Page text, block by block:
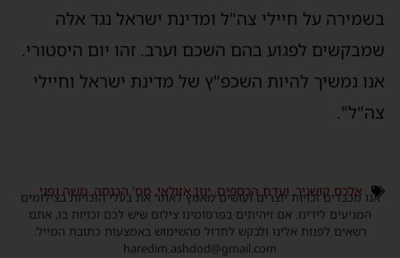
על חיילי צה"ל ומדינת ישראל נגד אלה
לפגוע בהם השכם וערב. זהו יום היסטורי.
נמשיך להיות השכפ"ץ של מדינת ישראל וחיילי
אלכס קושניר,ועדת הכספים,ינון אזולאי,מס' הכנסה,משה גפני
אנו מכבדים זכויות יוצרים ועושים מאמץ לאתר את בעלי הזכויות בצילומים
המגיעים לידינו. אם זיהיתים בפרסומינו צילום שיש לכם זכויות בו, אתם
רשאים לפנות אלינו ולבקש לחדול מהשימוש באמצעות כתובת המייל:
haredim.ashdod@gmail.com